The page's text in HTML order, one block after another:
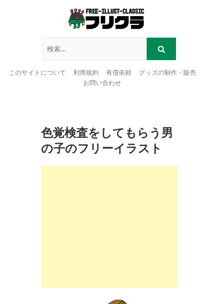
このサイトについて 利用規約 有償依頼
グッズの制作・販売
お問い合わせ
色覚検査をしてもらう男
の子のフリーイラスト